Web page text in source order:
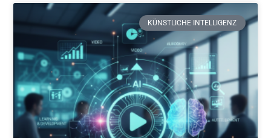
KÜNSTLICHE INTELLIGENZ